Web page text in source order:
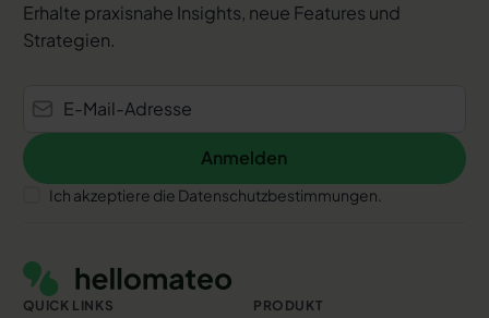
Erhalte praxisnahe Insights, neue Features und
Strategien.
Anmelden
Anmelden
Ich akzeptiere die Datenschutzbestimmungen.
QUICK LINKS PRODUKT